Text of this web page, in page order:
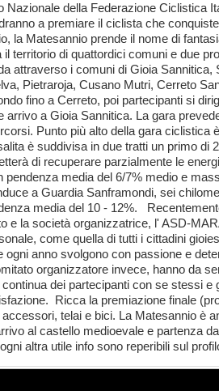
della Federazione Ciclistica
a premiare il ciclista che
la Matesannio prende il nome di
territorio di quattordici comuni e due
attraverso i comuni di Gioia
Pietraroja, Cusano Mutri, Cerreto
fino a Cerreto, poi partecipanti si
a Gioia Sannitica. La gara
Punto più alto della gara
è suddivisa in due tratti un primo
di recuperare parzialmente le
media del 6/7% medio e
a Guardia Sanframondi, sei
media del 10 - 12%.​
e la società organizzatrice, l' ASD-
come quella di tutti i cittadini
anno svolgono con passione e
organizzatore invece, hanno da
dei partecipanti con se stessi
Ricca la premiazione finale
telai e bici. La Matesannio è
al castello medioevale e partenza
altra utile info sono reperibili sul